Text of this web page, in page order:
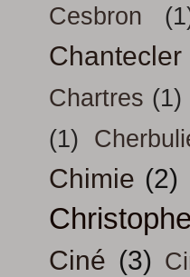
Cesbron
Chantecler
Chartres (1)
(1)
Chimie (2)
Ciné (3)